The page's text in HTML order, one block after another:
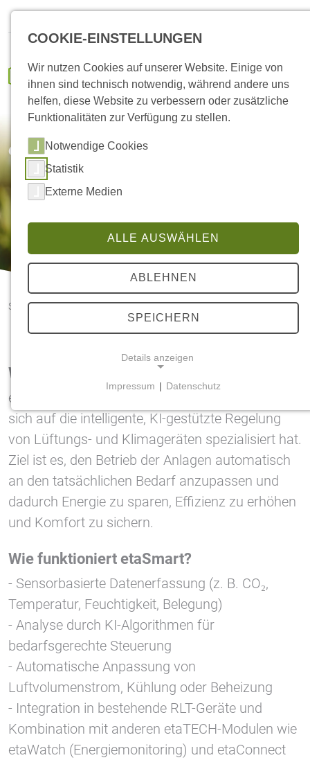
etaSmart – Was ist das?
Startseite etaSmart – Intelligente Regelung von etaTECH
Was versteht man unter etaSmart?
etaSmart ist ein Service-Modul von etaTECH, das
sich auf die intelligente, KI-gestützte Regelung
von Lüftungs- und Klimageräten spezialisiert hat.
Ziel ist es, den Betrieb der Anlagen automatisch
an den tatsächlichen Bedarf anzupassen und
dadurch Energie zu sparen, Effizienz zu erhöhen
und Komfort zu sichern.
Wie funktioniert etaSmart?
- Sensorbasierte Datenerfassung (z. B. CO₂,
Temperatur, Feuchtigkeit, Belegung)
- Analyse durch KI-Algorithmen für
bedarfsgerechte Steuerung
- Automatische Anpassung von
Luftvolumenstrom, Kühlung oder Beheizung
- Integration in bestehende RLT-Geräte und
Kombination mit anderen etaTECH-Modulen wie
etaWatch (Energiemonitoring) und etaConnect
COOKIE-EINSTELLUNGEN
Wir nutzen Cookies auf unserer Website. Einige von
ihnen sind technisch notwendig, während andere uns
helfen, diese Website zu verbessern oder zusätzliche
Funktionalitäten zur Verfügung zu stellen.
Notwendige Cookies
Statistik
Externe Medien
ALLE AUSWÄHLEN
ABLEHNEN
SPEICHERN
Details anzeigen
Notwendige Cookies ermöglichen grundlegende
Funktionen und sind für die einwandfreie Funktion
der Website erforderlich.
Einverständnis-Cookie
cookie_consent
Zweck:
Einverständnis-Optionen des Benutzers
Cookie Laufzeit:
1 Jahr
STATISTIK
Statistik Cookies erfassen Informationen anonym.
Diese Informationen helfen uns zu verstehen, wie
unsere Besucher unsere Website nutzen.
Impressum | Datenschutz